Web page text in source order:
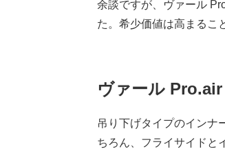
余談ですが、ヴァール
た。希少価値は高まるこ
ヴァール
吊り下げタイプのインナ
ちろん、フライサイドと